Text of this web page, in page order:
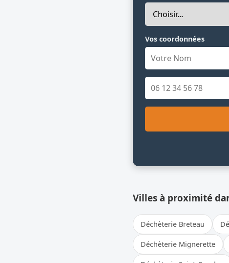
Vos coordonnées
Villes à proximité
Déchèterie Breteau
Déchèterie Mignerette